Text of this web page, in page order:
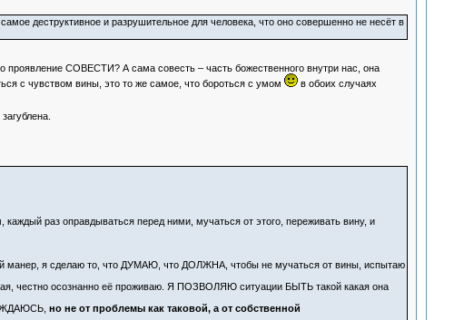
деструктивное и разрушительное для человека, что оно совершенно не несёт в
проявление СОВЕСТИ? А сама совесть – часть божественного внутри нас, она
с чувством вины, это то же самое, что бороться с умом
в обоих случаях
раз оправдываться перед ними, мучаться от этого, переживать вину, и
я сделаю то, что ДУМАЮ, что ДОЛЖНА, чтобы не мучаться от вины, испытаю
честно осознанно её проживаю. Я ПОЗВОЛЯЮ ситуации БЫТЬ такой какая она
но не от проблемы как таковой, а от собственной